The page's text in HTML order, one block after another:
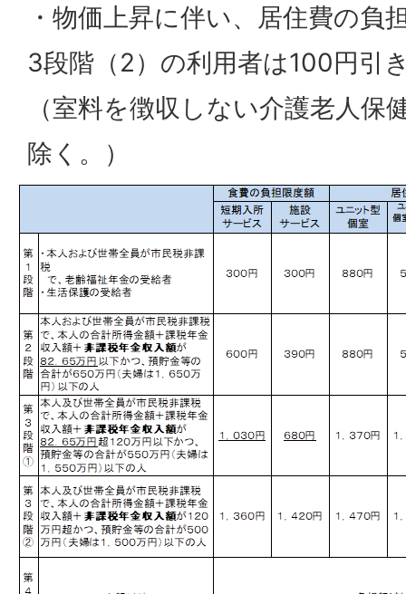
・物価上昇に伴い、居住費の負
3段階（2）の利用者は100円引
（室料を徴収しない介護老人保
除く。）